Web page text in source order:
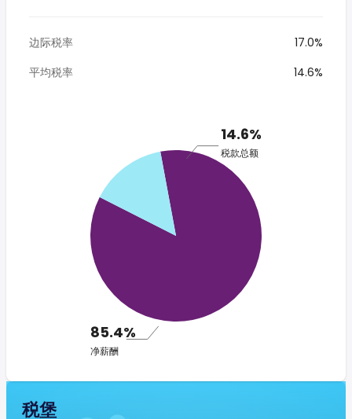
边际税率
17.0%
平均税率
14.6%
14.6%
税款总额
85.4%
净薪酬
税堡